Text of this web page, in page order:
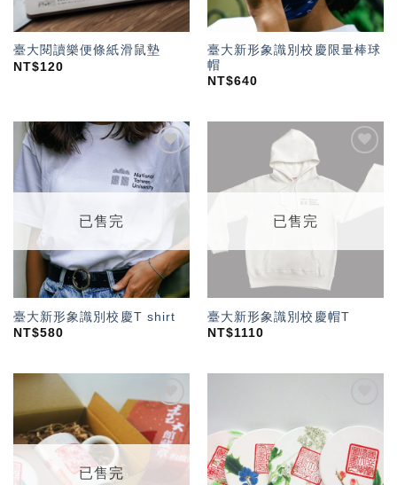
臺大閱讀樂便條紙滑鼠墊
NT$120
臺大新形象識別校慶限量棒球
帽
NT$640
加入
「願
望輕
已售完
臺大新形象識別校慶T shirt
NT$580
加入
「願
望輕
已售完
臺大新形象識別校慶帽T
NT$1110
加入
「願
望輕
單」
已售完
望輕
單」